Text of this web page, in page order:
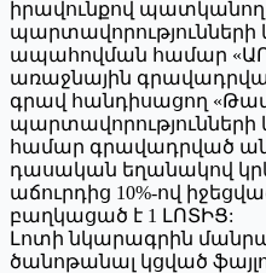
իրավունքով
ապահովման համար
առաջնային
գրավ հանդիսացող
համար գրավադրված
դասական եղանակով
աճուրդից 10%-ով
բաղկացած է 1 ԼՈՏԻՑ:
Լոտի նկարագրին
ծանոթանալ կցված